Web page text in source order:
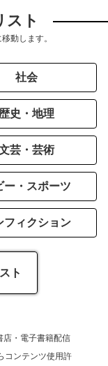
スト
動します。
社会
歴史・地理
芸・芸術
ー・スポーツ
フィクション
ト
店・電子書籍配信
コンテンツ使用許